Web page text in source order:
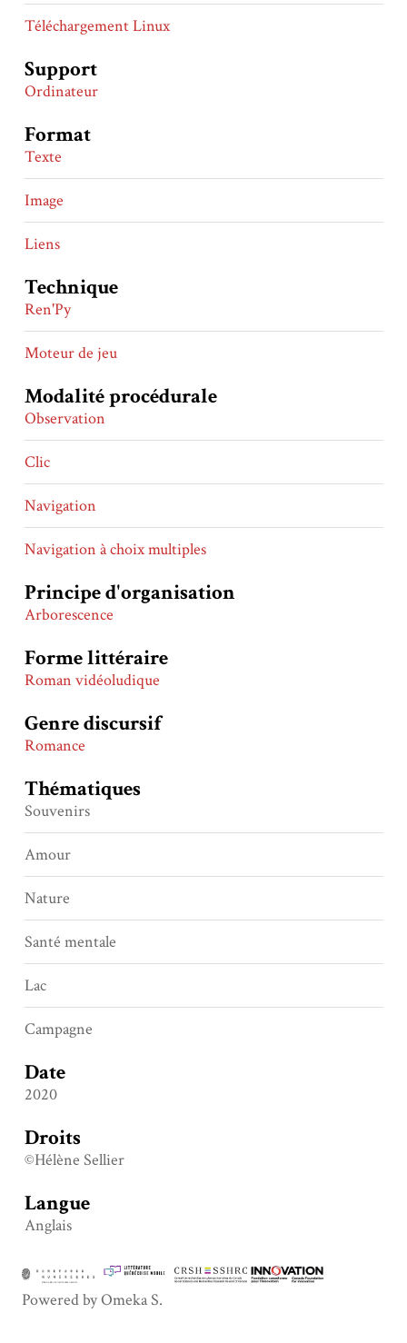
Téléchargement Linux
Support
Ordinateur
Format
Texte
Image
Liens
Technique
Ren'Py
Moteur de jeu
Modalité procédurale
Observation
Clic
Navigation
Navigation à choix multiples
Principe d'organisation
Arborescence
Forme littéraire
Roman vidéoludique
Genre discursif
Romance
Thématiques
Souvenirs
Amour
Nature
Santé mentale
Lac
Campagne
Date
2020
Droits
©Hélène Sellier
Langue
Anglais
Powered by Omeka S.